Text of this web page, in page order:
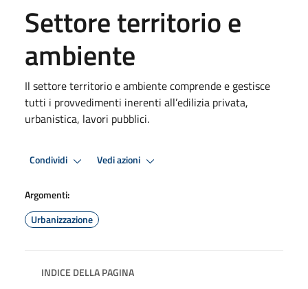
Settore territorio e
ambiente
Il settore territorio e ambiente comprende e gestisce
tutti i provvedimenti inerenti all’edilizia privata,
urbanistica, lavori pubblici.
Condividi Vedi azioni
Argomenti:
Urbanizzazione
INDICE DELLA PAGINA